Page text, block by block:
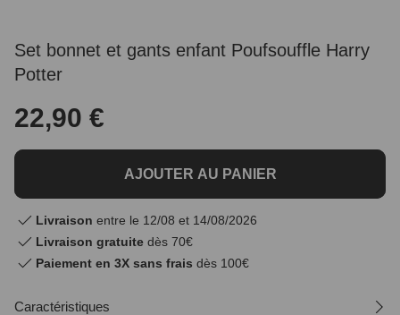
Set bonnet et gants enfant Poufsouffle Harry
Potter
22,90 €
AJOUTER AU PANIER
Livraison entre le 12/08 et 14/08/2026
Livraison gratuite dès 70€
Paiement en 3X sans frais dès 100€
Caractéristiques